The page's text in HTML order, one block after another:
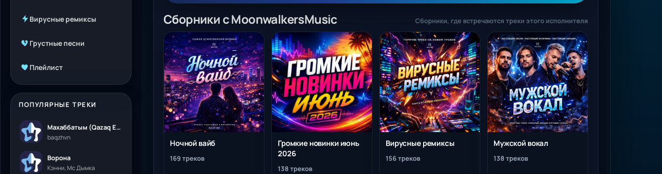
Вирусные ремиксы
Грустные песни
Плейлист
ПОПУЛЯРНЫЕ ТРЕКИ
Махаббатым (Qazaq Edition)
baqzhvn
Ворона
Кэнни, Мс Дымка
Сборники с MoonwalkersMusic Сборники, где встречаются треки этого исполнителя
Ночной вайб
169 треков
Громкие новинки июнь
2026
138 треков
Вирусные ремиксы
156 треков
Мужской вокал
138 треков